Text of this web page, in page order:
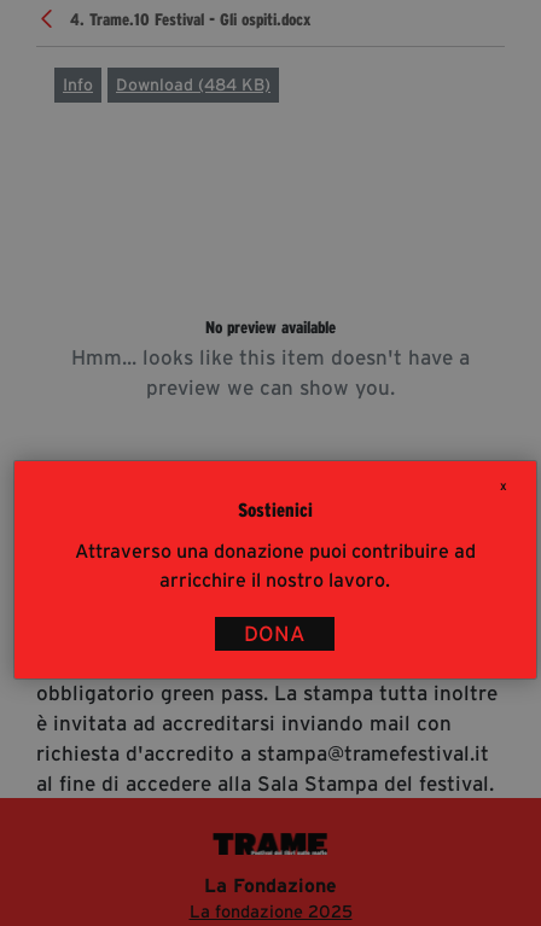
X
Sostienici
Attraverso una donazione puoi contribuire ad
arricchire il nostro lavoro.
DONA
Fondazione Trame
La fondazione 2025
Contatti
info@tramefestival.it
4. Trame.10 Festival - Gli ospiti.docx
Info Download (484 KB)
No preview available
Hmm... looks like this item doesn't have a
preview we can show you.
Accrediti Stampa
Accrediti Stampa. L'accesso al festival ai
pubblico (https://www.tramefestival.it/accesso-
obbligatorio green pass. La stampa tutta inoltre
è invitata ad accreditarsi inviando mail con
richiesta d'accredito a stampa@tramefestival.it
al fine di accedere alla Sala Stampa del festival.
La Fondazione
La fondazione 2025